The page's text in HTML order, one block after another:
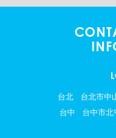
台北
台北市中
台中
台中市北